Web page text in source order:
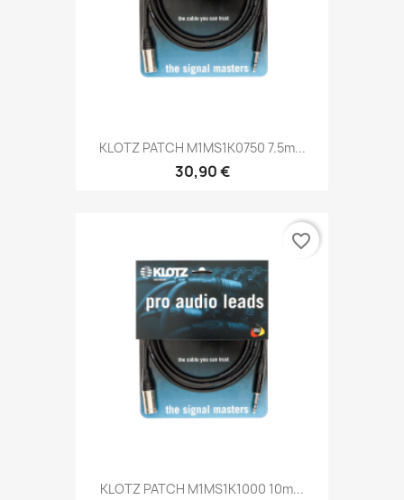
KLOTZ PATCH M1MS1K0750 7.5m...
30,90 €
KLOTZ PATCH M1MS1K1000 10m...
favorite_border